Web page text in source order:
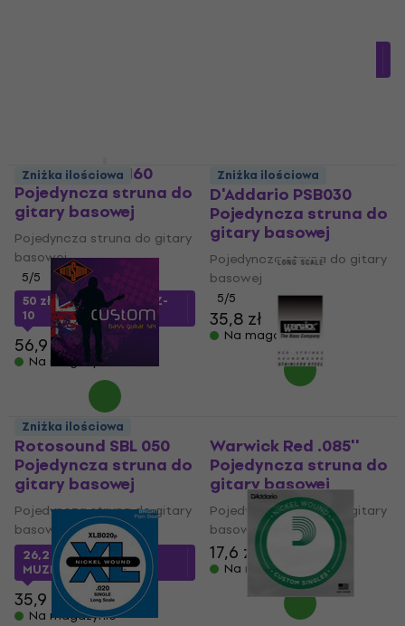
D'Addario XLB160
Pojedyncza struna do
gitary basowej
Pojedyncza struna do gitary
basowej
5/5
50 złz kodemMUZMUZ-
10
56,9 zł
Na magazynie
D'Addario PSB030
Pojedyncza struna do
gitary basowej
Pojedyncza struna do gitary
basowej
5/5
35,8 zł
Na magazynie
Zniżka ilościowa
Rotosound SBL 050
Pojedyncza struna do
gitary basowej
Pojedyncza struna do gitary
basowej
26,2 złz kodem
MUZMUZ-25
35,9 zł
Na magazynie
Zniżka ilościowa
Warwick Red .085''
Pojedyncza struna do
gitary basowej
Pojedyncza struna do gitary
basowej
17,6 zł
Na magazynie
Zniżka ilościowa